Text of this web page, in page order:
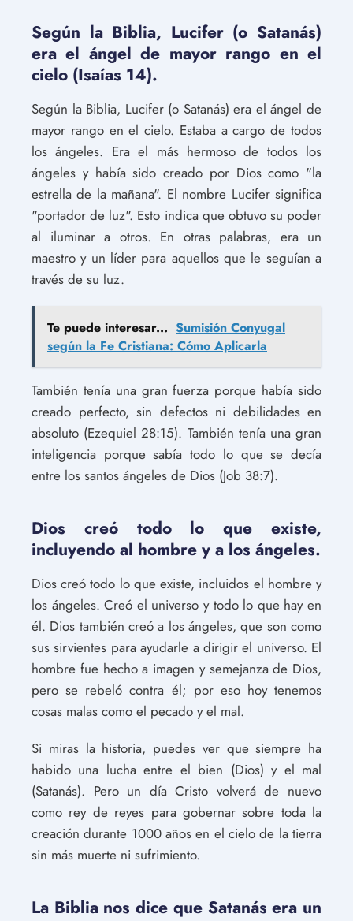
Según la Biblia, Lucifer (o Satanás)
era el ángel de mayor rango en el
cielo (Isaías 14).
Según la Biblia, Lucifer (o Satanás) era el ángel de
mayor rango en el cielo. Estaba a cargo de todos
los ángeles. Era el más hermoso de todos los
ángeles y había sido creado por Dios como "la
estrella de la mañana". El nombre Lucifer significa
"portador de luz". Esto indica que obtuvo su poder
al iluminar a otros. En otras palabras, era un
maestro y un líder para aquellos que le seguían a
través de su luz.
Te puede interesar... Sumisión Conyugal
según la Fe Cristiana: Cómo Aplicarla
También tenía una gran fuerza porque había sido
creado perfecto, sin defectos ni debilidades en
absoluto (Ezequiel 28:15). También tenía una gran
inteligencia porque sabía todo lo que se decía
entre los santos ángeles de Dios (Job 38:7).
Dios creó todo lo que existe,
incluyendo al hombre y a los ángeles.
Dios creó todo lo que existe, incluidos el hombre y
los ángeles. Creó el universo y todo lo que hay en
él. Dios también creó a los ángeles, que son como
sus sirvientes para ayudarle a dirigir el universo. El
hombre fue hecho a imagen y semejanza de Dios,
pero se rebeló contra él; por eso hoy tenemos
cosas malas como el pecado y el mal.
Si miras la historia, puedes ver que siempre ha
habido una lucha entre el bien (Dios) y el mal
(Satanás). Pero un día Cristo volverá de nuevo
como rey de reyes para gobernar sobre toda la
creación durante 1000 años en el cielo de la tierra
sin más muerte ni sufrimiento.
La Biblia nos dice que Satanás era un